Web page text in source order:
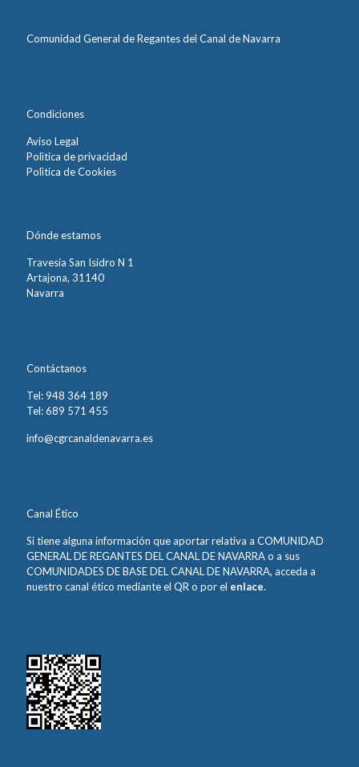
Comunidad General de Regantes del Canal de Navarra
Condiciones
Aviso Legal
Polìtica de privacidad
Polìtica de Cookies
Dónde estamos
Travesía San Isidro N 1
Artajona, 31140
Navarra
Contáctanos
Tel: 948 364 189
Tel: 689 571 455
info@cgrcanaldenavarra.es
Canal Ético
Si tiene alguna información que aportar relativa a COMUNIDAD
GENERAL DE REGANTES DEL CANAL DE NAVARRA o a sus
COMUNIDADES DE BASE DEL CANAL DE NAVARRA, acceda a
nuestro canal ético mediante el QR o por el enlace.